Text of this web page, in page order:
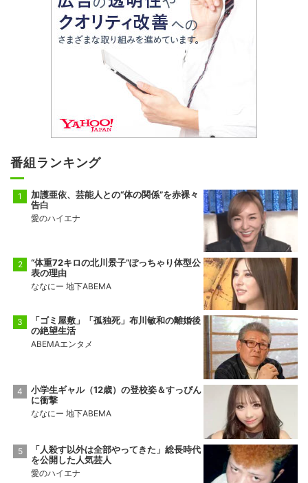
番組ランキング
加護亜依、芸能人との“体の関係”を赤裸々
告白
愛のハイエナ
“体重72キロの北川景子”ぽっちゃり体型公
表の理由
ななにー 地下ABEMA
「ゴミ屋敷」「孤独死」布川敏和の離婚後
の絶望生活
ABEMAエンタメ
小学生ギャル（12歳）の登校姿＆すっぴん
に衝撃
ななにー 地下ABEMA
「人殺す以外は全部やってきた」総長時代
を公開した人気芸人
愛のハイエナ